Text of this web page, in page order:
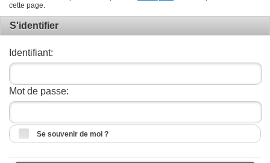
cette page.
S'identifier
Identifiant:
Mot de passe:
Se souvenir de moi ?